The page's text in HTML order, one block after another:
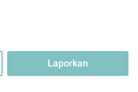
Laporkan